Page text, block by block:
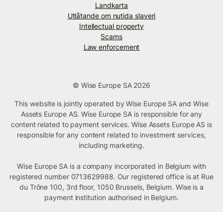
Landkarta
Utlåtande om nutida slaveri
Intellectual property
Scams
Law enforcement
© Wise Europe SA 2026
This website is jointly operated by Wise Europe SA and Wise
Assets Europe AS. Wise Europe SA is responsible for any
content related to payment services. Wise Assets Europe AS is
responsible for any content related to investment services,
including marketing.
Wise Europe SA is a company incorporated in Belgium with
registered number 0713629988. Our registered office is at Rue
du Trône 100, 3rd floor, 1050 Brussels, Belgium. Wise is a
payment institution authorised in Belgium.